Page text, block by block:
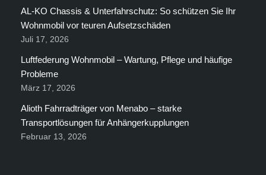
AL-KO Chassis & Unterfahrschutz: So schützen Sie Ihr
Wohnmobil vor teuren Aufsetzschäden
Juli 17, 2026
Luftfederung Wohnmobil – Wartung, Pflege und häufige
Probleme
März 17, 2026
Alioth Fahrradträger von Menabo – starke
Transportlösungen für Anhängerkupplungen
Februar 13, 2026